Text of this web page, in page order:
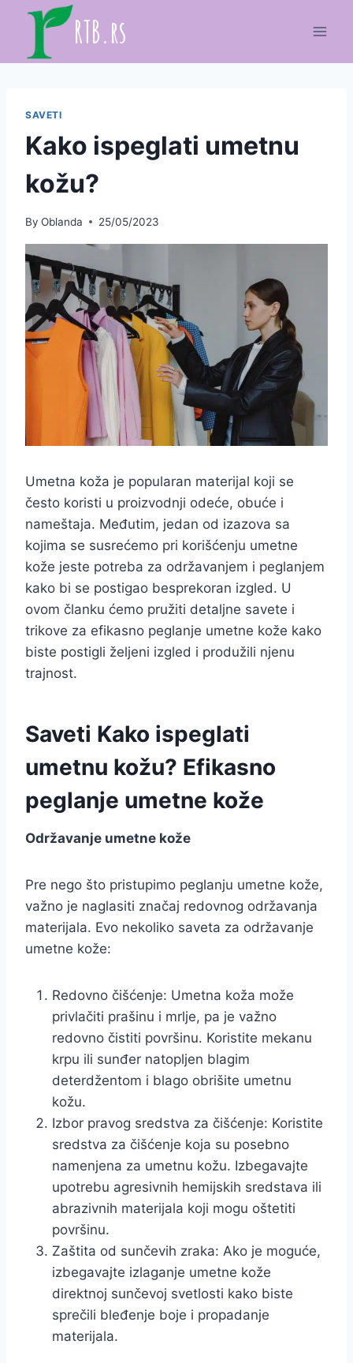
content
RTB.rs
SAVETI
Kako ispeglati umetnu
kožu?
By Oblanda 25/05/2023
Umetna koža je popularan materijal koji se
često koristi u proizvodnji odeće, obuće i
nameštaja. Međutim, jedan od izazova sa
kojima se susrećemo pri korišćenju umetne
kože jeste potreba za održavanjem i peglanjem
kako bi se postigao besprekoran izgled. U
ovom članku ćemo pružiti detaljne savete i
trikove za efikasno peglanje umetne kože kako
biste postigli željeni izgled i produžili njenu
trajnost.
Saveti Kako ispeglati
umetnu kožu? Efikasno
peglanje umetne kože
Održavanje umetne kože
Pre nego što pristupimo peglanju umetne kože,
važno je naglasiti značaj redovnog održavanja
materijala. Evo nekoliko saveta za održavanje
umetne kože:
Redovno čišćenje: Umetna koža može
privlačiti prašinu i mrlje, pa je važno
redovno čistiti površinu. Koristite mekanu
krpu ili sunđer natopljen blagim
deterdžentom i blago obrišite umetnu
kožu.
Izbor pravog sredstva za čišćenje: Koristite
sredstva za čišćenje koja su posebno
namenjena za umetnu kožu. Izbegavajte
upotrebu agresivnih hemijskih sredstava ili
abrazivnih materijala koji mogu oštetiti
površinu.
Zaštita od sunčevih zraka: Ako je moguće,
izbegavajte izlaganje umetne kože
direktnoj sunčevoj svetlosti kako biste
sprečili bleđenje boje i propadanje
materijala.